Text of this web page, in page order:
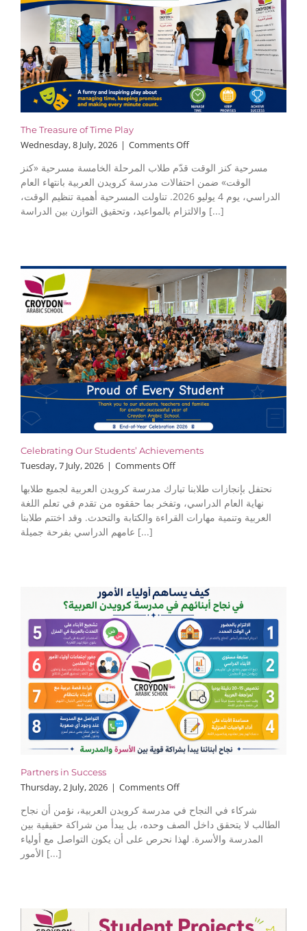
The Treasure of Time Play
Wednesday, 8 July, 2026 | Comments Offon
Treasure
of
Time
Play
مسرحية كنز الوقت قدّم طلاب المرحلة الخامسة مسرحية «كنز
الوقت» ضمن احتفالات مدرسة كرويدن العربية بانتهاء العام
الدراسي، يوم 4 يوليو 2026. تناولت المسرحية أهمية تنظيم الوقت،
والالتزام بالمواعيد، وتحقيق التوازن بين الدراسة [...]
Celebrating Our Students’ Achievements
Tuesday, 7 July, 2026 | Comments Offon
Our
Students’
Achievements
نحتفل بإنجازات طلابنا تبارك مدرسة كرويدن العربية لجميع طلابها
نهاية العام الدراسي، وتفخر بما حققوه من تقدم في تعلم اللغة
العربية وتنمية مهارات القراءة والكتابة والتحدث. وقد اختتم طلابنا
عامهم الدراسي بفرحة جميلة [...]
Partners in Success
Thursday, 2 July, 2026 | Comments Offon
in
Success
شركاء في النجاح في مدرسة كرويدن العربية، نؤمن أن نجاح
الطالب لا يتحقق داخل الصف وحده، بل يبدأ من شراكة حقيقية بين
المدرسة والأسرة. لهذا نحرص على أن يكون التواصل مع أولياء
الأمور [...]